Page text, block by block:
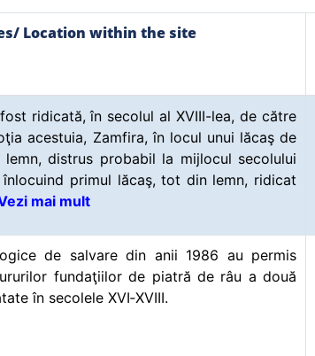
Location within the site
ridicată, în secolul al XVIII-lea, de către
acestuia, Zamfira, în locul unui lăcaş de
distrus probabil la mijlocul secolului
înlocuind primul lăcaş, tot din lemn, ridicat
mai mult
de salvare din anii 1986 au permis
fundaţiilor de piatră de râu a două
în secolele XVI‑XVIII.